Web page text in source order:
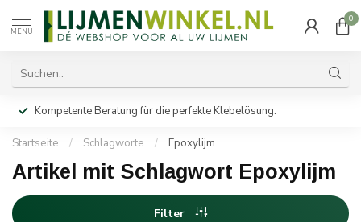
MENU
0
Kompetente Beratung für die perfekte Klebelösung.
Startseite / Schlagworte / Epoxylijm
Artikel mit Schlagwort Epoxylijm
Filter